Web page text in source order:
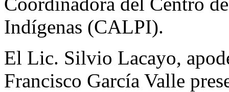
Indígenas (CALPI).
El Lic. Silvio Lacayo,
Francisco García Valle